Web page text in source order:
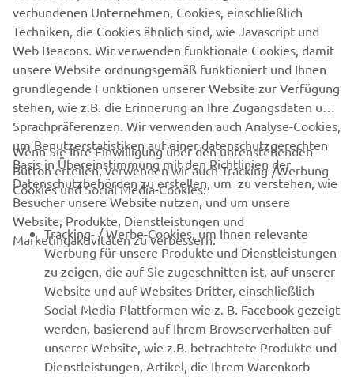
verbundenen Unternehmen, Cookies, einschließlich
Techniken, die Cookies ähnlich sind, wie Javascript und
Web Beacons. Wir verwenden funktionale Cookies, damit
unsere Website ordnungsgemäß funktioniert und Ihnen
grundlegende Funktionen unserer Website zur Verfügung
stehen, wie z.B. die Erinnerung an Ihre Zugangsdaten und
Sprachpräferenzen. Wir verwenden auch Analyse-Cookies,
um Benutzerstatistiken auf einer datenschutzgerechten
Basis in Übereinstimmung mit den Richtlinien der
Datenschutzbehörden zu erstellen, um zu verstehen, wie
Besucher unsere Website nutzen, und um unsere
Website, Produkte, Dienstleistungen und
Marketingaktivitäten zu verbessern.
Wenn Sie Ihre Einwilligung über den untenstehenden
Button erteilen, verwenden wir auch Tracking-/Werbung
Cookies und Social Media-Cookies:
Tracking- / Werbe-Cookies, um Ihnen relevante
Werbung für unsere Produkte und Dienstleistungen
zu zeigen, die auf Sie zugeschnitten ist, auf unserer
Website und auf Websites Dritter, einschließlich
Social-Media-Plattformen wie z. B. Facebook gezeigt
werden, basierend auf Ihrem Browserverhalten auf
unserer Website, wie z.B. betrachtete Produkte und
Dienstleistungen, Artikel, die Ihrem Warenkorb